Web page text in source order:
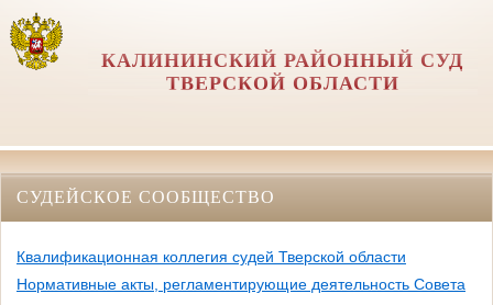
КАЛИНИНСКИЙ РАЙОННЫЙ СУД
ТВЕРСКОЙ ОБЛАСТИ
СУДЕЙСКОЕ СООБЩЕСТВО
Квалификационная коллегия судей Тверской области
Нормативные акты, регламентирующие деятельность Совета